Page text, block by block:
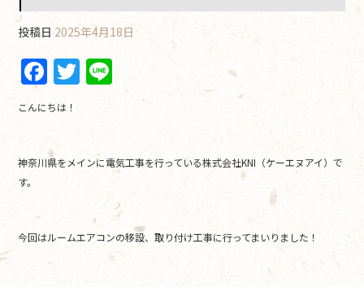
投稿日 2025年4月18日
F
a
c
e
b
o
k
T
w
er
n
こんにちは！
神奈川県をメインに電気工事を行っている株式会社KNI（ケーエヌアイ）で
す。
今回はルームエアコンの移設、取り付け工事に行ってまいりました！